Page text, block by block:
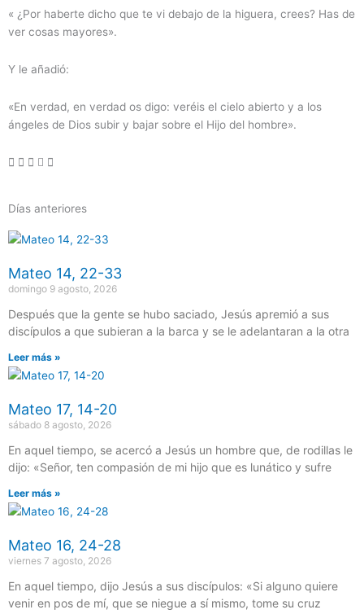
« ¿Por haberte dicho que te vi debajo de la higuera, crees? Has de
ver cosas mayores».
Y le añadió:
«En verdad, en verdad os digo: veréis el cielo abierto y a los
ángeles de Dios subir y bajar sobre el Hijo del hombre».
Días anteriores
Mateo 14, 22-33
domingo 9 agosto, 2026
Después que la gente se hubo saciado, Jesús apremió a sus
discípulos a que subieran a la barca y se le adelantaran a la otra
Leer más »
Mateo 17, 14-20
sábado 8 agosto, 2026
En aquel tiempo, se acercó a Jesús un hombre que, de rodillas le
dijo: «Señor, ten compasión de mi hijo que es lunático y sufre
Leer más »
Mateo 16, 24-28
viernes 7 agosto, 2026
En aquel tiempo, dijo Jesús a sus discípulos: «Si alguno quiere
venir en pos de mí, que se niegue a sí mismo, tome su cruz
Página
Página
Página
Página
Página